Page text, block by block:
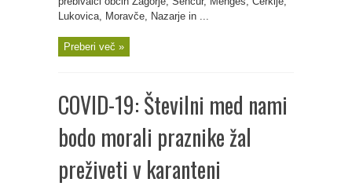
Lukovica, Moravče, Nazarje in ...
Preberi več »
COVID-19: Številni med nami
bodo morali praznike žal
preživeti v karanteni